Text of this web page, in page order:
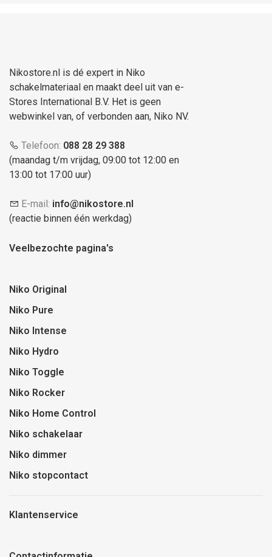
Nikostore.nl is dé expert in Niko
schakelmateriaal en maakt deel uit van e-
Stores International B.V. Het is geen
webwinkel van, of verbonden aan, Niko NV.
Telefoon: 088 28 29 388
(maandag t/m vrijdag, 09:00 tot 12:00 en
13:00 tot 17:00 uur)
E-mail: info@nikostore.nl
(reactie binnen één werkdag)
Veelbezochte pagina's
Niko Original
Niko Pure
Niko Intense
Niko Hydro
Niko Toggle
Niko Rocker
Niko Home Control
Niko schakelaar
Niko dimmer
Niko stopcontact
Klantenservice